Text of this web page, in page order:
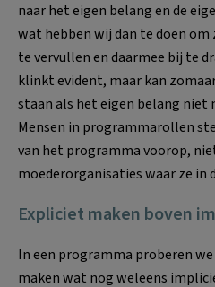
naar het eigen belang en de
wat hebben wij dan te doen
te vervullen en daarmee bij te
klinkt evident, maar kan
staan als het eigen belang niet
Mensen in programmarollen
van het programma voorop,
moederorganisaties waar ze in
Expliciet maken boven
In een programma proberen
maken wat nog weleens